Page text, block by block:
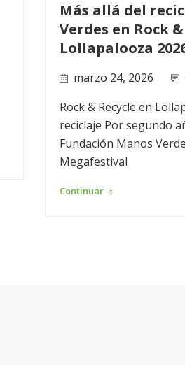
Más allá del
Verdes en Rock
Lollapalooza
marzo 24, 2026
Rock & Recycle en
reciclaje Por segundo
Fundación Manos
Megafestival
Continuar